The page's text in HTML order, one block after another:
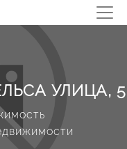
УЛИЦА, 5